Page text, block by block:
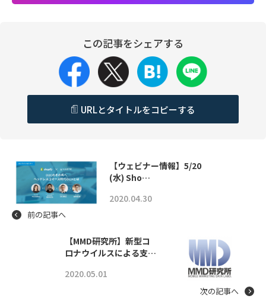
この記事をシェアする
URLとタイトルをコピーする
【ウェビナー情報】5/20
(水) Sho…
2020.04.30
前の記事へ
【MMD研究所】新型コ
ロナウイルスによる支…
2020.05.01
次の記事へ